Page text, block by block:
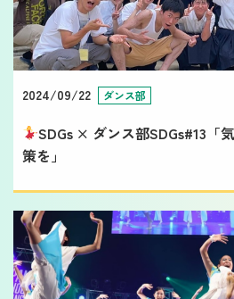
2024/09/22 ダンス部
SDGs × ダンス部SDGs#13「
策を」